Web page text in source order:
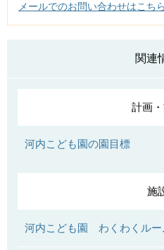
メールでのお問い合わせはこちら
関連
計画
河内こども園の園目標
施
河内こども園 わくわくルー